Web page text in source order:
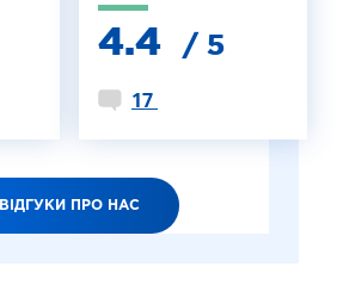
4.4 / 5
17
ВІДГУКИ ПРО НАС